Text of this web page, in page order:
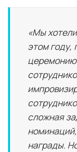
«Мы
этом году,
сложная
награды.